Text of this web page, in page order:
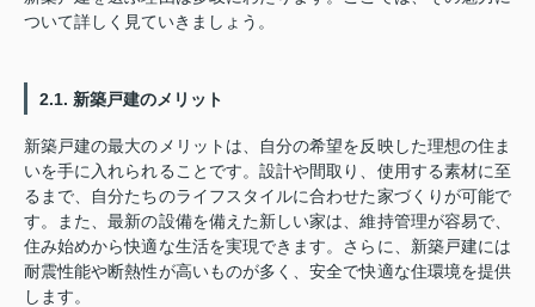
ついて詳しく見ていきましょう。
2.1. 新築戸建のメリット
新築戸建の最大のメリットは、自分の希望を反映した理想の住ま
いを手に入れられることです。設計や間取り、使用する素材に至
るまで、自分たちのライフスタイルに合わせた家づくりが可能で
す。また、最新の設備を備えた新しい家は、維持管理が容易で、
住み始めから快適な生活を実現できます。さらに、新築戸建には
耐震性能や断熱性が高いものが多く、安全で快適な住環境を提供
します。